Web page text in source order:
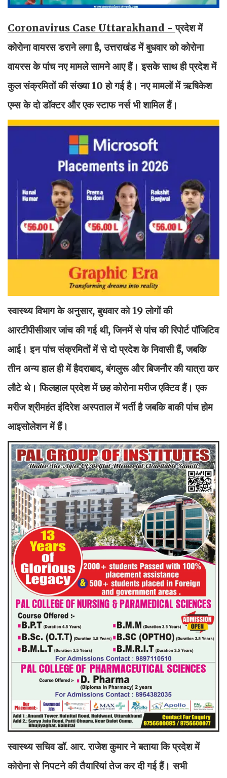
Coronavirus Case Uttarakhand -प्रदेश में
कोरोना वायरस डराने लगा है, उत्तराखंड में बुधवार को कोरोना
वायरस के पांच नए मामले सामने आए हैं। इसके साथ ही प्रदेश में
कुल संक्रमितों की संख्या 10 हो गई है। नए मामलों में ऋषिकेश
एम्स के दो डॉक्टर और एक स्टाफ नर्स भी शामिल हैं।
स्वास्थ्य विभाग के अनुसार, बुधवार को 19 लोगों की
आरटीपीसीआर जांच की गई थी, जिनमें से पांच की रिपोर्ट पॉजिटिव
आई। इन पांच संक्रमितों में से दो प्रदेश के निवासी हैं, जबकि
तीन अन्य हाल ही में हैदराबाद, बंगलुरू और बिजनौर की यात्रा कर
लौटे थे। फिलहाल प्रदेश में छह कोरोना मरीज एक्टिव हैं। एक
मरीज श्रीमहंत इंदिरेश अस्पताल में भर्ती है जबकि बाकी पांच होम
आइसोलेशन में हैं।
स्वास्थ्य सचिव डॉ. आर. राजेश कुमार ने बताया कि प्रदेश में
कोरोना से निपटने की तैयारियां तेज कर दी गई हैं। सभी